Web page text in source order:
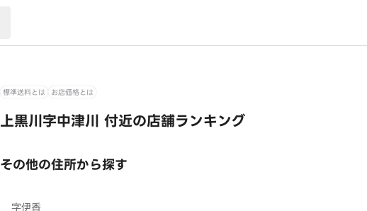
標準送料とは お店価格とは
上黒川字中津川 付近の店舗ランキング
その他の住所から探す
字伊香